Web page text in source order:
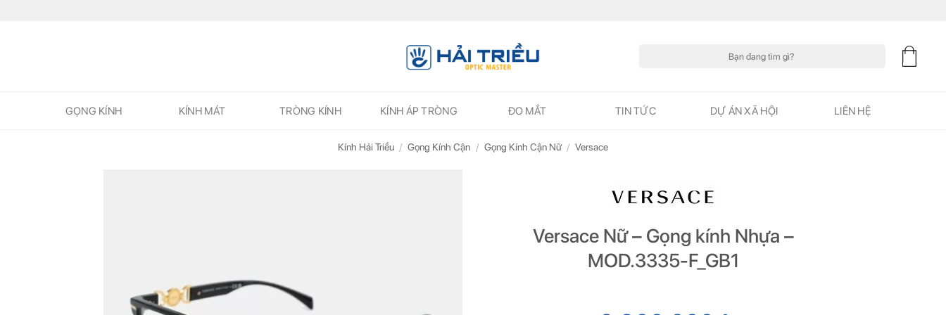
GỌNG KÍNH KÍNH MÁT TRÒNG KÍNH KÍNH ÁP TRÒNG ĐO MẮT TIN TỨC DỰ ÁN XÃ HỘI LIÊN HỆ
Kính Hải Triều / Gọng Kính Cận / Gọng Kính Cận Nữ / Versace
Versace Nữ – Gọng kính Nhựa –
MOD.3335-F_GB1
ĐĂNG KÝ NGAY ĐỂ NHẬN
ĐĂNG KÝ NGAY ĐỂ NHẬN